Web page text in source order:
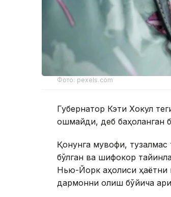
Фото: pexels.com
Губернатор Кэти Хокул
ошмайди, деб баҳоланган
Қонунга мувофиқ,
бўлган ва шифокор
Нью-Йорк аҳолиси ҳаётни
дармонни олиш бўйича